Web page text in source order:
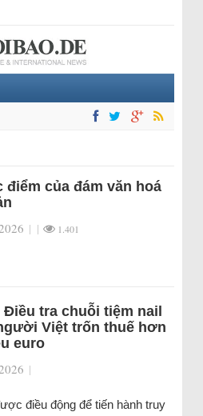
điểm của đám văn hoá
| | 1.401
tra chuỗi tiệm nail
Việt trốn thuế hơn
euro
|
điều động để tiến hành truy